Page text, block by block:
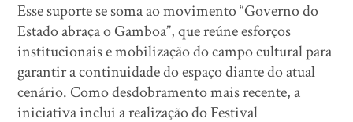
Esse suporte se soma ao movimento “Governo do
Estado abraça o Gamboa”, que reúne esforços
institucionais e mobilização do campo cultural para
garantir a continuidade do espaço diante do atual
cenário. Como desdobramento mais recente, a
iniciativa inclui a realização do Festival